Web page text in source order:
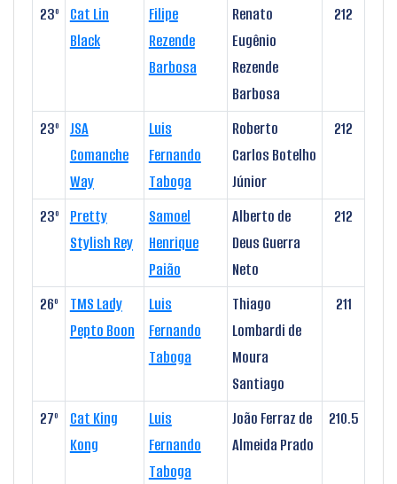
23º
Cat Lin
Black
Filipe
Rezende
Barbosa
Renato
Eugênio
Rezende
Barbosa
212
23º JSA
Comanche
Way
Luis
Fernando
Taboga
Roberto
Carlos Botelho
Júnior
212
23º
Pretty
Stylish Rey
Samoel
Henrique
Paião
Alberto de
Deus Guerra
Neto
212
26º
TMS Lady
Pepto Boon
Luis
Fernando
Taboga
Thiago
Lombardi de
Moura
Santiago
211
27º
Cat King
Kong
Luis
Fernando
Taboga
João Ferraz de
Almeida Prado
210.5